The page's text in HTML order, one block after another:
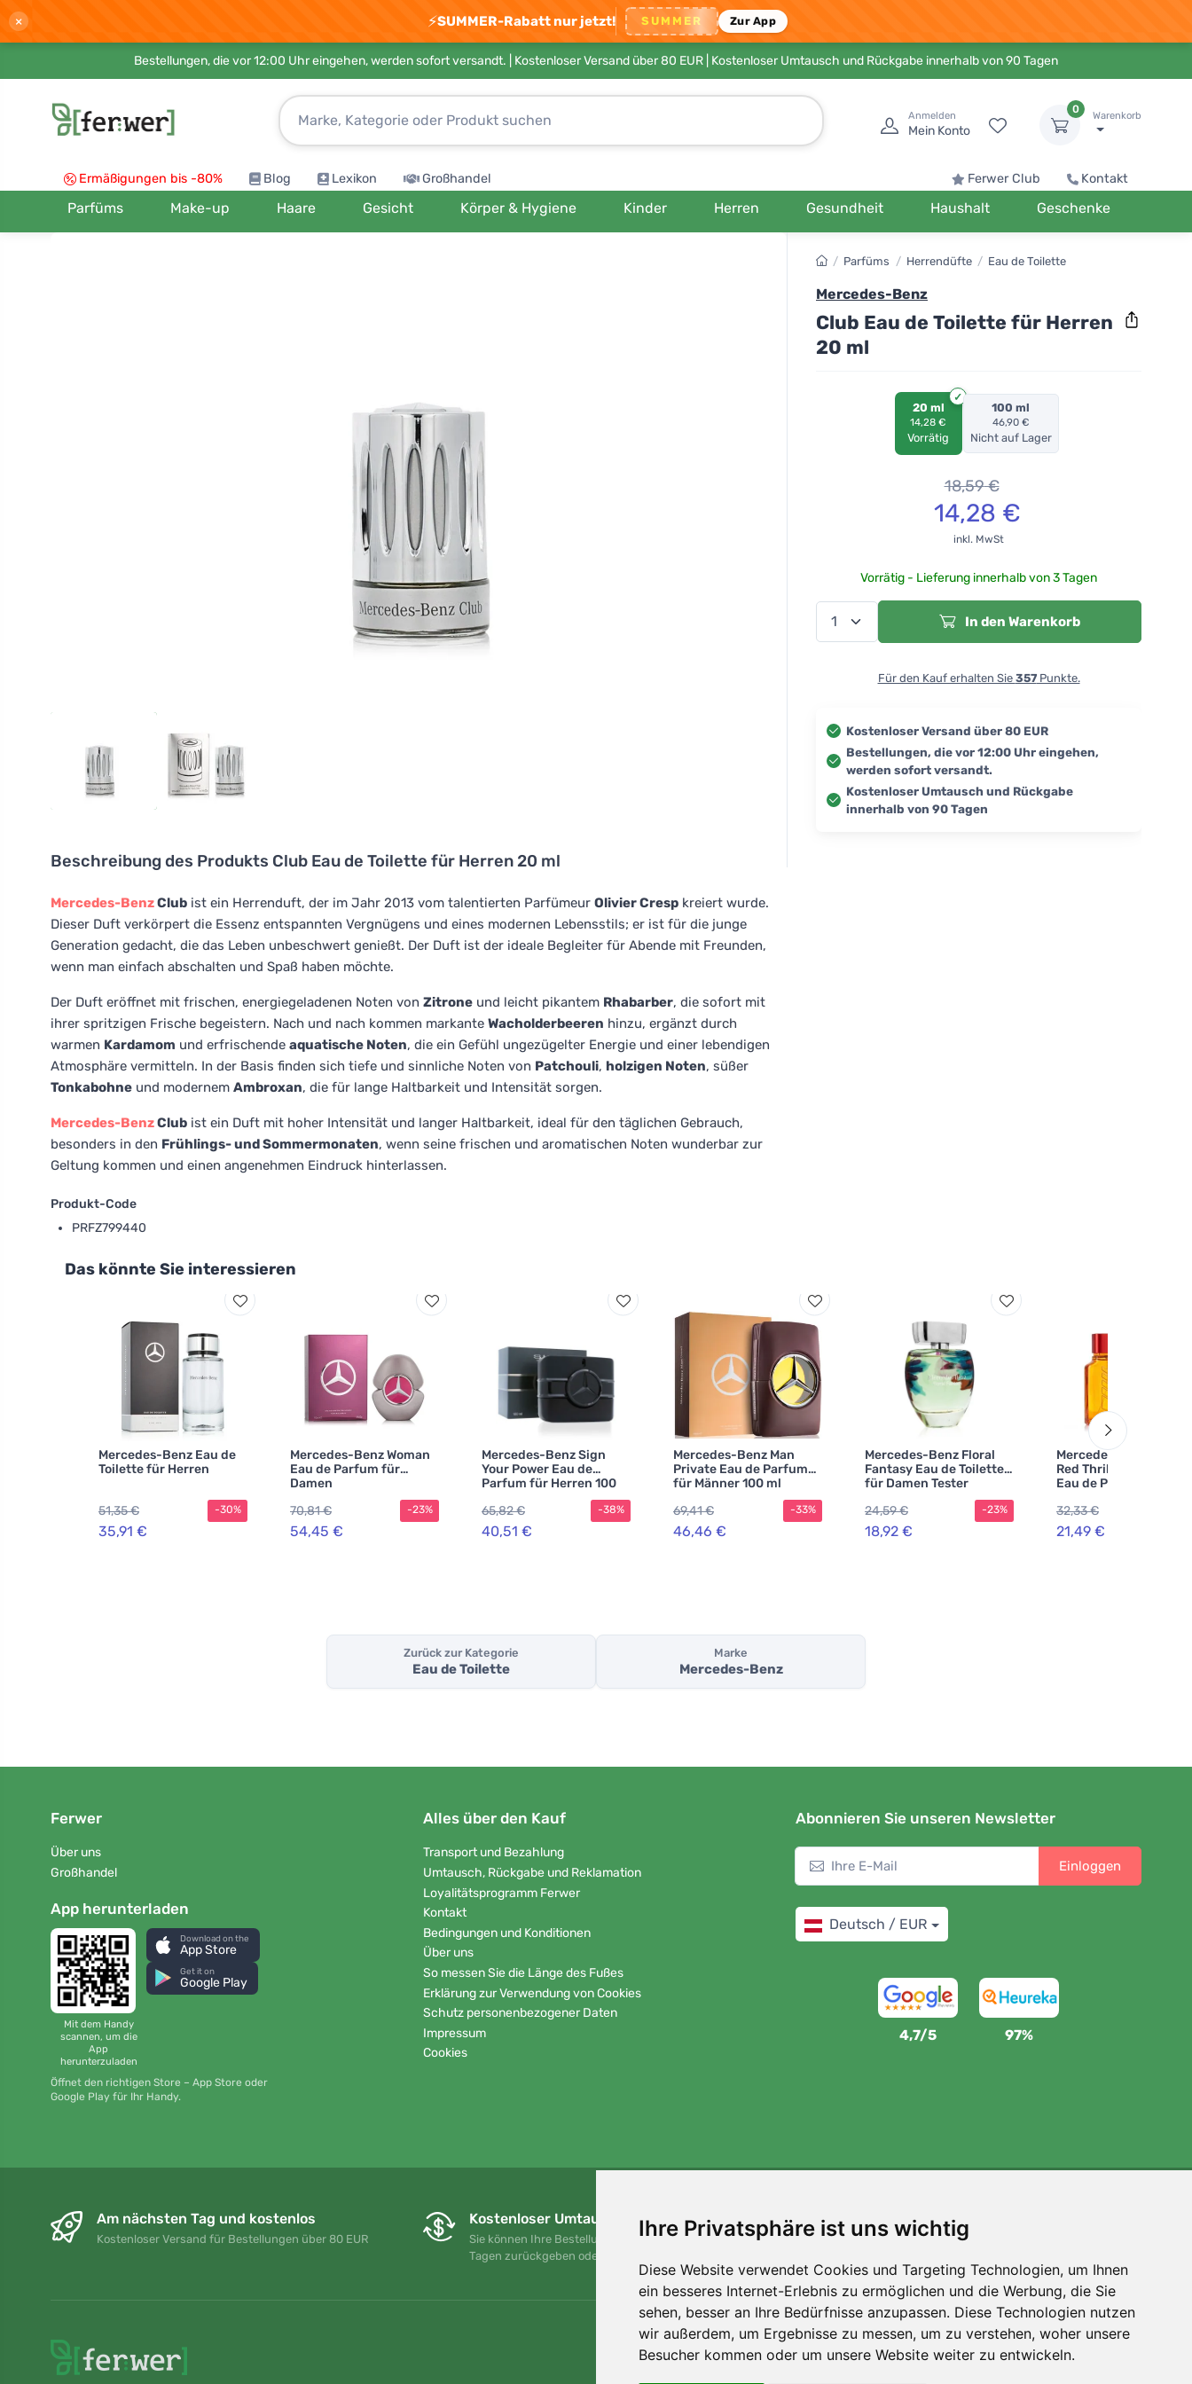
Ihre Privatsphäre ist uns wichtig
Diese Website verwendet Cookies und Targeting Technologien, um Ihnen
ein besseres Internet-Erlebnis zu ermöglichen und die Werbung, die Sie
sehen, besser an Ihre Bedürfnisse anzupassen. Diese Technologien nutzen
wir außerdem, um Ergebnisse zu messen, um zu verstehen, woher unsere
Besucher kommen oder um unsere Website weiter zu entwickeln.
× ⚡SUMMER-Rabatt nur jetzt! SUMMER Zur App
Bestellungen, die vor 12:00 Uhr eingehen, werden sofort versandt. | Kostenloser Versand über 80 EUR | Kostenloser Umtausch und Rückgabe innerhalb von 90 Tagen
Anmelden
Mein Konto
0
Warenkorb
Ermäßigungen bis -80% Blog Lexikon Großhandel Ferwer Club Kontakt
Parfüms Make-up Haare Gesicht Körper & Hygiene Kinder Herren Gesundheit Haushalt Geschenke
Beschreibung des Produkts Club Eau de Toilette für Herren 20 ml
Mercedes-BenzClub ist ein Herrenduft, der im Jahr 2013 vom talentierten Parfümeur Olivier Cresp kreiert wurde.
Dieser Duft verkörpert die Essenz entspannten Vergnügens und eines modernen Lebensstils; er ist für die junge
Generation gedacht, die das Leben unbeschwert genießt. Der Duft ist der ideale Begleiter für Abende mit Freunden,
wenn man einfach abschalten und Spaß haben möchte.
Der Duft eröffnet mit frischen, energiegeladenen Noten von Zitrone und leicht pikantem Rhabarber, die sofort mit
ihrer spritzigen Frische begeistern. Nach und nach kommen markante Wacholderbeeren hinzu, ergänzt durch
warmen Kardamom und erfrischende aquatische Noten, die ein Gefühl ungezügelter Energie und einer lebendigen
Atmosphäre vermitteln. In der Basis finden sich tiefe und sinnliche Noten von Patchouli, holzigen Noten, süßer
Tonkabohne und modernem Ambroxan, die für lange Haltbarkeit und Intensität sorgen.
Mercedes-BenzClub ist ein Duft mit hoher Intensität und langer Haltbarkeit, ideal für den täglichen Gebrauch,
besonders in den Frühlings- und Sommermonaten, wenn seine frischen und aromatischen Noten wunderbar zur
Geltung kommen und einen angenehmen Eindruck hinterlassen.
Produkt-Code
PRFZ799440
/ Parfüms / Herrendüfte / Eau de Toilette
Mercedes-Benz
Club Eau de Toilette für Herren
20 ml
20 ml
14,28 €
Vorrätig
100 ml
46,90 €
Nicht auf Lager
18,59€
14,28 €
inkl. MwSt
Vorrätig - Lieferung innerhalb von 3 Tagen
In den Warenkorb
Für den Kauf erhalten Sie 357Punkte.
Kostenloser Versand über 80 EUR
Bestellungen, die vor 12:00 Uhr eingehen,
werden sofort versandt.
Kostenloser Umtausch und Rückgabe
innerhalb von 90 Tagen
Das könnte Sie interessieren
Mercedes-Benz Eau de
Toilette für Herren
51,35 €
35,91 €
-30%
Mercedes-Benz Woman
Eau de Parfum für
Damen
70,81 €
54,45 €
-23%
Mercedes-Benz Sign
Your Power Eau de
Parfum für Herren 100
65,82 €
40,51 €
-38%
Mercedes-Benz Man
Private Eau de Parfum
für Männer 100 ml
69,41 €
46,46 €
-33%
Mercedes-Benz Floral
Fantasy Eau de Toilette
für Damen Tester
24,59 €
18,92 €
-23%
Mercedes-Benz AMG
Red Thrill
Eau de Parfum für
32,33 €
21,49 €
Zurück zur Kategorie
Eau de Toilette
Marke
Mercedes-Benz
Ferwer
Über uns
Großhandel
App herunterladen
Mit dem Handy
scannen, um die
App
herunterzuladen
Download on the
App Store
Get it on
Google Play
Öffnet den richtigen Store – App Store oder
Google Play für Ihr Handy.
Alles über den Kauf
Transport und Bezahlung
Umtausch, Rückgabe und Reklamation
Loyalitätsprogramm Ferwer
Kontakt
Bedingungen und Konditionen
Über uns
So messen Sie die Länge des Fußes
Erklärung zur Verwendung von Cookies
Schutz personenbezogener Daten
Impressum
Cookies
Abonnieren Sie unseren Newsletter
Einloggen
Deutsch / EUR
4,7/5 97%
Am nächsten Tag und kostenlos
Kostenloser Versand für Bestellungen über 80 EUR
Kostenloser Umtausch und Rückgabe
Sie können Ihre Bestellung jederzeit innerhalb von 90
Tagen zurückgeben oder umtauschen.
Wir unterstützen Trees.org
Für jede Bestellung pflanzen wir einen Baum! Mehr